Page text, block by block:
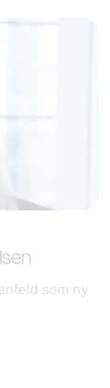
som ny